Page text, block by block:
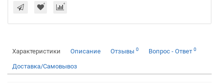
Характеристики Описание Отзывы 0 Вопрос - Ответ 0
Доставка/Самовывоз